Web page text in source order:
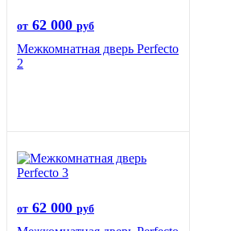
от 62 000 руб
Межкомнатная дверь Perfecto
2
от 62 000 руб